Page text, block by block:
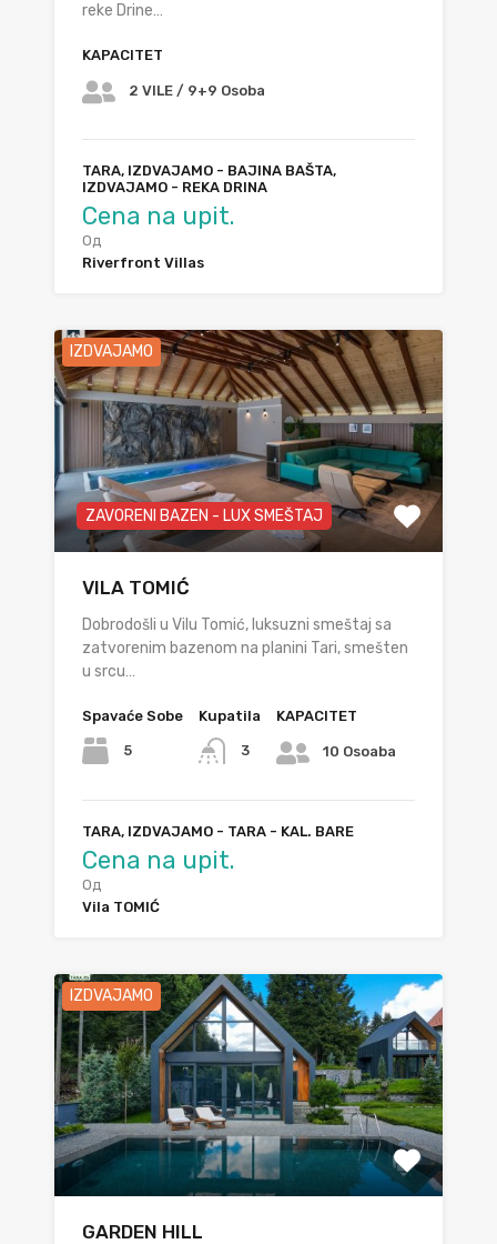
reke Drine…
KAPACITET
2 VILE / 9+9 Osoba
TARA, IZDVAJAMO - BAJINA BAŠTA,
IZDVAJAMO - REKA DRINA
Cena na upit.
Од
Riverfront Villas
IZDVAJAMO
ZAVORENI BAZEN - LUX SMEŠTAJ
VILA TOMIĆ
Dobrodošli u Vilu Tomić, luksuzni smeštaj sa
zatvorenim bazenom na planini Tari, smešten
u srcu…
Spavaće Sobe
5
Kupatila
3
KAPACITET
10 Osoaba
TARA, IZDVAJAMO - TARA - KAL. BARE
Cena na upit.
Од
Vila TOMIĆ
IZDVAJAMO
GARDEN HILL